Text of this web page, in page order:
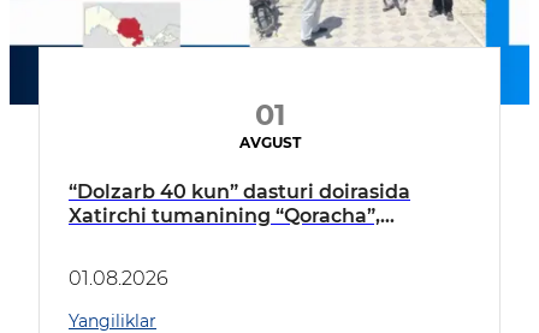
01
AVGUST
“Dolzarb 40 kun” dasturi doirasida
Xatirchi tumanining “Qoracha”,
borildi
01.08.2026
Yangiliklar